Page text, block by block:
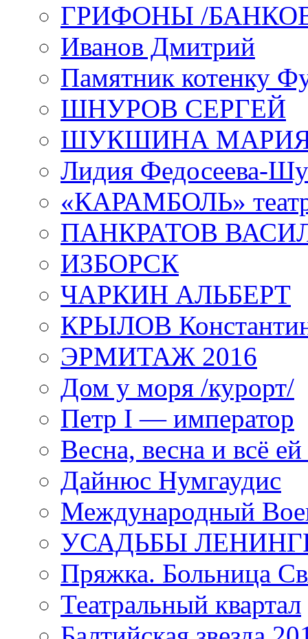
ГРИФОНЫ /
Иванов Дмитрий
Памятник котенку
ШНУРОВ СЕРГЕЙ
ШУКШИНА
Лидия Федосеева-
«КАРАМБОЛЬ»
ПАНКРАТОВ
ИЗБОРСК
ЧАРКИН АЛЬБЕРТ
КРЫЛОВ
ЭРМИТАЖ 2016
Дом у моря /курорт/
Петр I — император
Весна, весна и всё
Дайнюс Нумгаудис
Международный
УСАДЬБЫ
Пряжка. Больница
Театральный квартал